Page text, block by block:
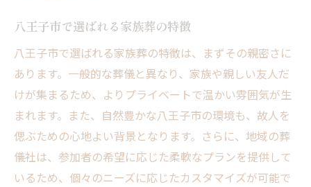
静かな環境での感謝の伝え方
心落ち着く家族葬の進行方法
静けさが導く深い感動
個人的な思い出を紡ぐ八王子市の家族葬の特徴
個々の思いを大切にする手法
故人の人生を振り返る家族葬
親密な時間を共有するための工夫
八王子市で選ばれる家族葬の特徴
八王子市で選ばれる家族葬の特徴は、まずその親密さに
あります。一般的な葬儀と異なり、家族や親しい友人だ
けが集まるため、よりプライベートで温かい雰囲気が生
まれます。また、自然豊かな八王子市の環境も、故人を
偲ぶための心地よい背景となります。さらに、地域の葬
儀社は、参加者の希望に応じた柔軟なプランを提供して
いるため、個々のニーズに応じたカスタマイズが可能で